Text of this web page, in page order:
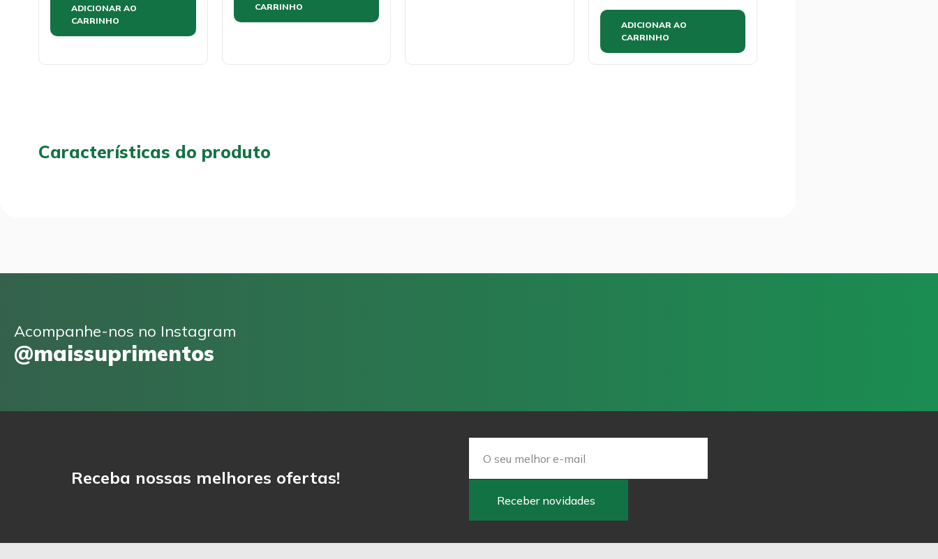
ADICIONAR AO
CARRINHO
CARRINHO
ADICIONAR AO
CARRINHO
Características do produto
Acompanhe-nos no Instagram
@maissuprimentos
Receba nossas melhores ofertas!
Receber novidades